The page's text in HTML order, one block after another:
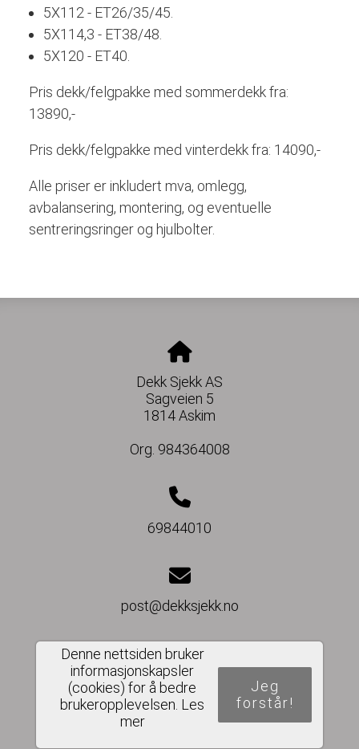
5X112 - ET26/35/45.
5X114,3 - ET38/48.
5X120 - ET40.
Pris dekk/felgpakke med sommerdekk fra:
13890,-
Pris dekk/felgpakke med vinterdekk fra: 14090,-
Alle priser er inkludert mva, omlegg,
avbalansering, montering, og eventuelle
sentreringsringer og hjulbolter.
Dekk Sjekk AS
Sagveien 5
1814 Askim
Org. 984364008
69844010
post@dekksjekk.no
Del nettside
Denne nettsiden bruker
informasjonskapsler
(cookies) for å bedre
brukeropplevelsen. Les
mer
Jeg
forstår!